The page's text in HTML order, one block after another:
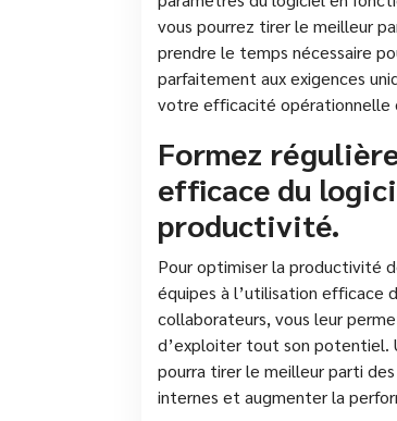
vous pourrez tirer le meilleur
prendre le temps nécessaire
parfaitement aux exigences
votre efficacité opérationnelle
Formez
efficace du
productivité.
Pour optimiser la productivité
équipes à l’utilisation efficace
collaborateurs, vous leur
d’exploiter tout son potentiel.
pourra tirer le meilleur parti
internes et augmenter la